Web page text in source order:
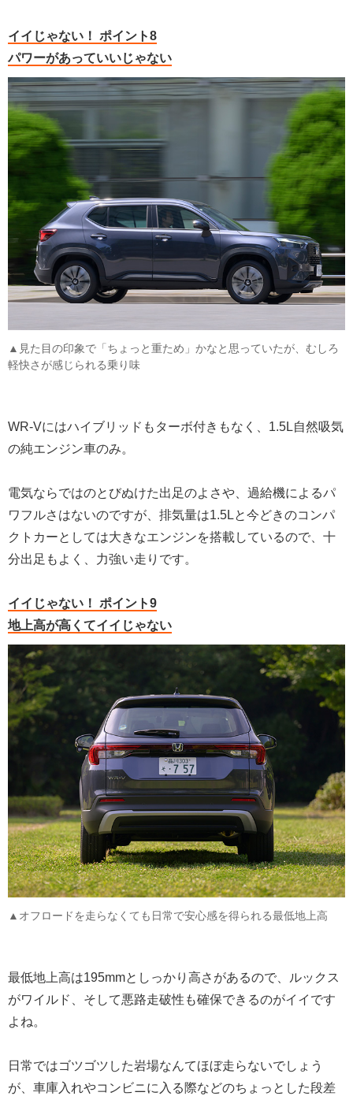
イイじゃない！ ポイント8
パワーがあっていいじゃない
▲見た目の印象で「ちょっと重ため」かなと思っていたが、むしろ
軽快さが感じられる乗り味
WR-Vにはハイブリッドもターボ付きもなく、1.5L自然吸気
の純エンジン車のみ。
電気ならではのとびぬけた出足のよさや、過給機によるパ
ワフルさはないのですが、排気量は1.5Lと今どきのコンパ
クトカーとしては大きなエンジンを搭載しているので、十
分出足もよく、力強い走りです。
イイじゃない！ ポイント9
地上高が高くてイイじゃない
▲オフロードを走らなくても日常で安心感を得られる最低地上高
最低地上高は195mmとしっかり高さがあるので、ルックス
がワイルド、そして悪路走破性も確保できるのがイイです
よね。
日常ではゴツゴツした岩場なんてほぼ走らないでしょう
が、車庫入れやコンビニに入る際などのちょっとした段差